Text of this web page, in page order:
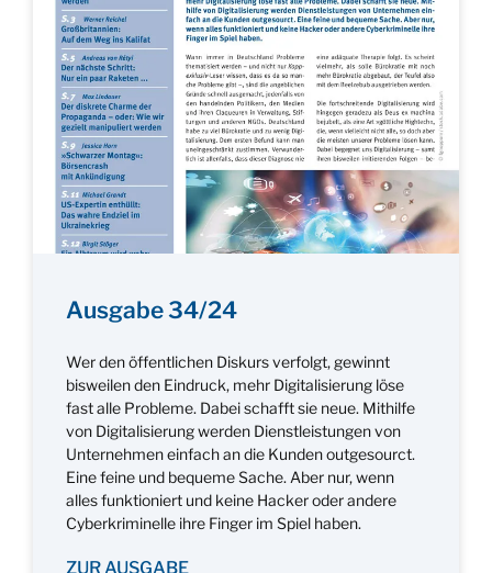
Ausgabe 34/24
Wer den öffentlichen Diskurs verfolgt, gewinnt
bisweilen den Eindruck, mehr Digitalisierung löse
fast alle Probleme. Dabei schafft sie neue. Mithilfe
von Digitalisierung werden Dienstleistungen von
Unternehmen einfach an die Kunden outgesourct.
Eine feine und bequeme Sache. Aber nur, wenn
alles funktioniert und keine Hacker oder andere
Cyberkriminelle ihre Finger im Spiel haben.
ZUR AUSGABE